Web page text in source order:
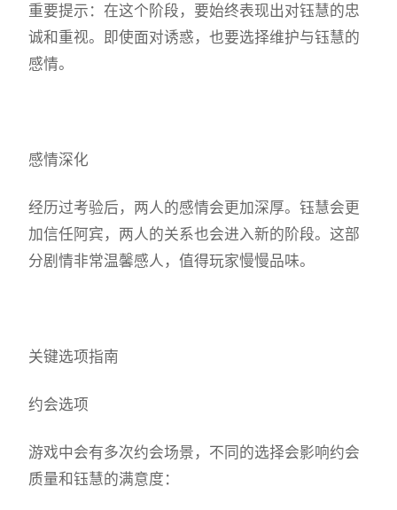
重要提示：在这个阶段，要始终表现出对钰慧的忠
诚和重视。即使面对诱惑，也要选择维护与钰慧的
感情。
感情深化
经历过考验后，两人的感情会更加深厚。钰慧会更
加信任阿宾，两人的关系也会进入新的阶段。这部
分剧情非常温馨感人，值得玩家慢慢品味。
关键选项指南
约会选项
游戏中会有多次约会场景，不同的选择会影响约会
质量和钰慧的满意度：